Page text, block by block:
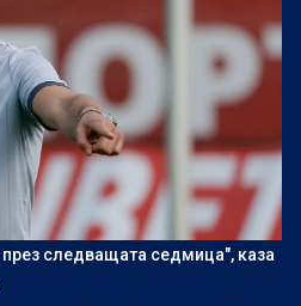
следващата седмица", каза